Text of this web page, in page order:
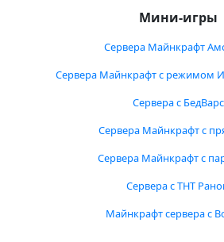
Мини-игры
Сервера Майнкрафт
Сервера Майнкрафт с режимом
Сервера с БедВарс
Сервера Майнкрафт с
Сервера Майнкрафт с
Сервера с ТНТ
Майнкрафт сервера с